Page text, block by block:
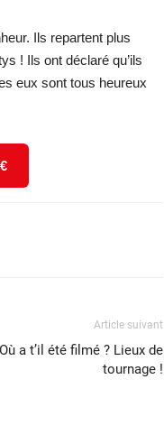
Ils repartent plus
! Ils ont déclaré qu’ils
eux sont tous heureux
Article suivant
a t’il été filmé ? Lieux de
tournage !